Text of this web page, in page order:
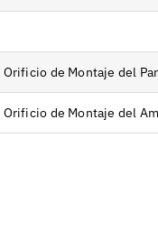
de Montaje del
de Montaje del